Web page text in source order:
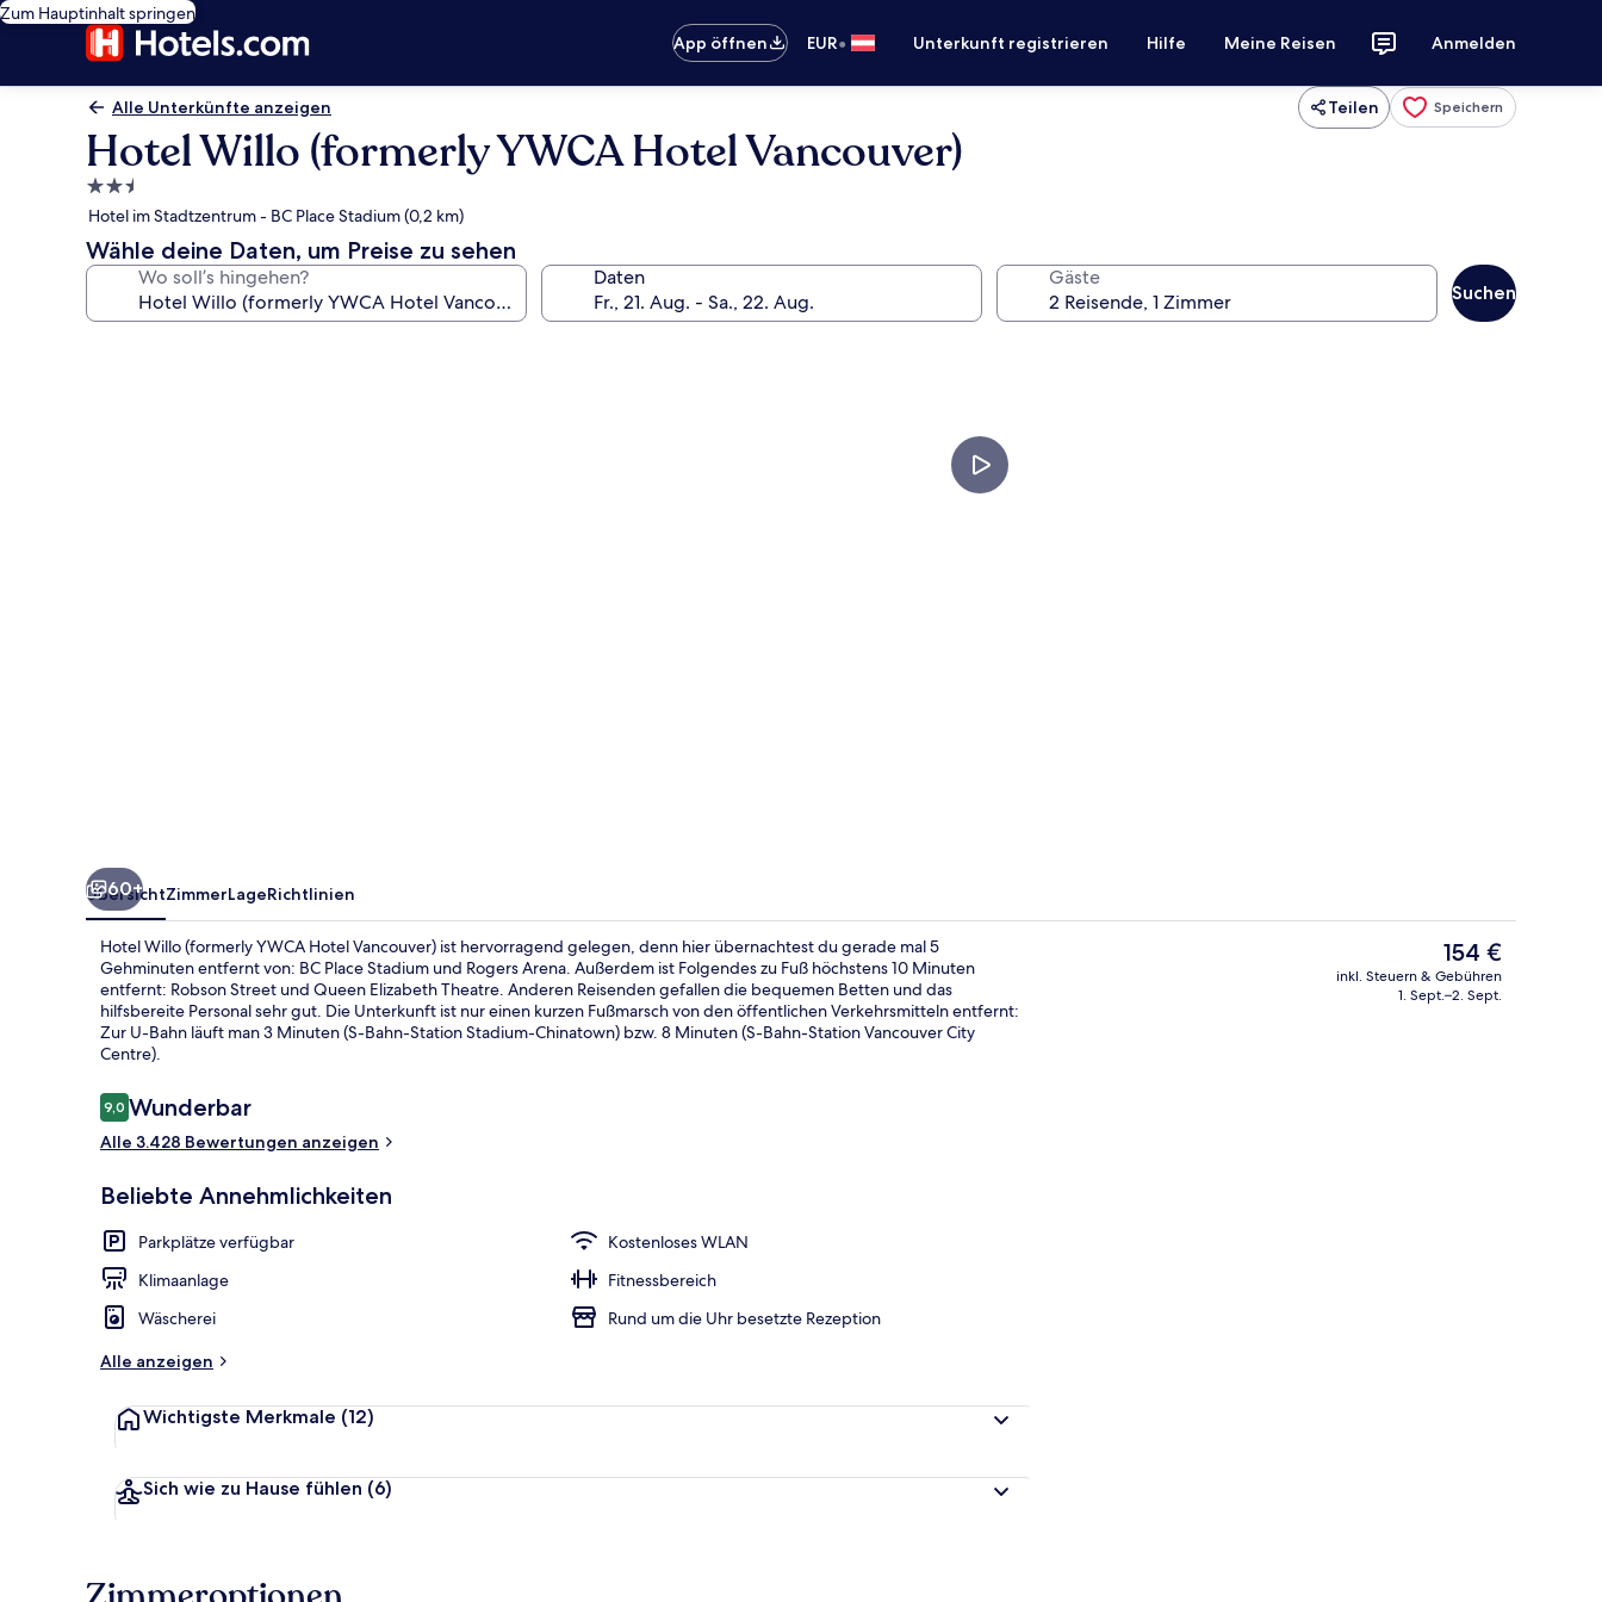
Zum Hauptinhalt springen
App öffnen
EUR• Unterkunft registrieren Hilfe Meine Reisen Anmelden
Alle Unterkünfte anzeigen Teilen Speichern
Hotel Willo (formerly YWCA Hotel Vancouver)
2.5-
Sterne-
Unterkunft
Hotel im Stadtzentrum - BC Place Stadium (0,2 km)
Wähle deine Daten, um Preise zu sehen
Wo soll’s hingehen? Daten Gäste
Suchen
Zimmer, 2 Einzelbetten, Nichtraucher, Gemeinschaftsbad (Hallway Bathroom) |
Sitzecke in der Lobby
60+
ÜbersichtZimmerLageRichtlinien
Hotel Willo (formerly YWCA Hotel Vancouver) ist hervorragend gelegen, denn hier übernachtest du gerade mal 5
Gehminuten entfernt von: BC Place Stadium und Rogers Arena. Außerdem ist Folgendes zu Fuß höchstens 10 Minuten
entfernt: Robson Street und Queen Elizabeth Theatre. Anderen Reisenden gefallen die bequemen Betten und das
hilfsbereite Personal sehr gut. Die Unterkunft ist nur einen kurzen Fußmarsch von den öffentlichen Verkehrsmitteln entfernt:
Zur U-Bahn läuft man 3 Minuten (S-Bahn-Station Stadium-Chinatown) bzw. 8 Minuten (S-Bahn-Station Vancouver City
Centre).
Bewertungen
9,09,0 von 10.
Wunderbar
Alle 3.428 Bewertungen anzeigen
Beliebte Annehmlichkeiten
Parkplätze verfügbar
Kostenloses WLAN
Klimaanlage
Fitnessbereich
Wäscherei
Rund um die Uhr besetzte Rezeption
Alle anzeigen
Wichtigste Merkmale (12)
Sich wie zu Hause fühlen (6)
Der
aktuelle
Preis
154 €
inkl. Steuern & Gebühren
1. Sept.–2. Sept.